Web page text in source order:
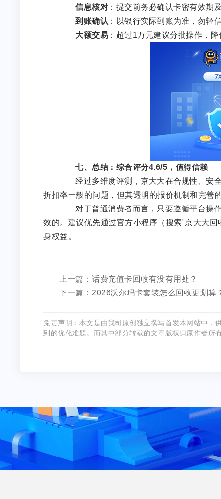
信息核对 ：提交前务必确认卡密有效期
到账确认 ：以银行实际到账为准，勿轻
大额交易 ：超过1万元建议分批操作，降
七、总结：综合评分4.6/5，值得信赖
经过多维度评测，京大大在合规性、安全
折扣率一般的问题，但其透明的报价机制和完善
对于普通消费者而言，只要遵循平台操作
效的。建议优先通过官方小程序（搜索"京大大
身权益。
上一篇：话费充值卡回收有没有用处？
下一篇：2026沃尔玛卡套装怎么回收更划算
免责声明：本文是由我司原创独立撰写首发本网站中，
到的优化难题。而其中部分转载的文章版权归原作者所